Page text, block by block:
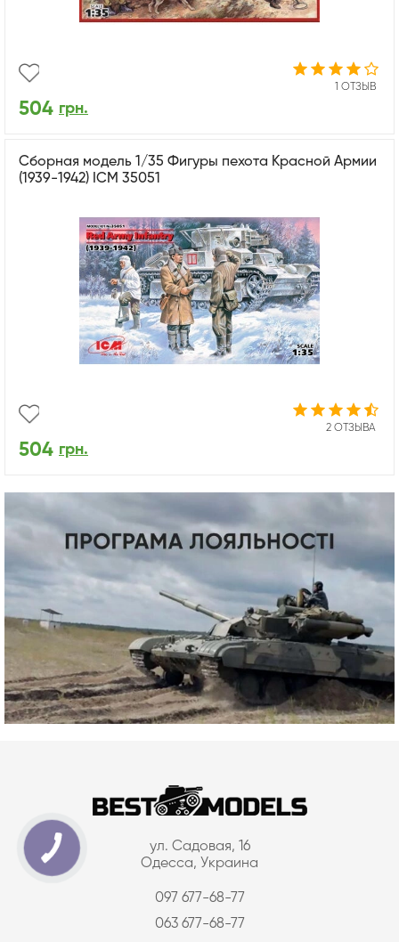
1 ОТЗЫВ
504 грн.
Сборная модель 1/35 Фигуры пехота Красной Армии
(1939-1942) ICM 35051
2 ОТЗЫВА
504 грн.
ул. Садовая, 16
Одесса, Украина
097 677-68-77
063 677-68-77